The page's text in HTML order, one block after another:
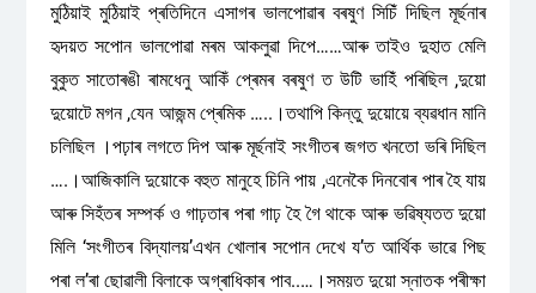
মুঠিয়াই মুঠিয়াই প্ৰতিদিনে এসাগৰ ভালপোৱাৰ বৰষুণ সিচিঁ দিছিল মূৰ্ছনাৰ
হৃদয়ত সপোন ভালপোৱা মৰম আকলুৱা দিপে……আৰু তাইও দুহাত মেলি
বুকুত সাতোৰঙী ৰামধেনু আকিঁ প্ৰেমৰ বৰষুণ ত উটি ভাহিঁ পৰিছিল ,দুয়ো
দুয়োটে মগন ,যেন আজন্ম প্ৰেমিক …..।তথাপি কিন্তু দুয়োয়ে ব্যৱধান মানি
চলিছিল ।পঢ়াৰ লগতে দিপ আৰু মূৰ্ছনাই সংগীতৰ জগত খনতো ভৰি দিছিল
….।আজিকালি দুয়োকে বহুত মানুহে চিনি পায় ,এনেকৈ দিনবোৰ পাৰ হৈ যায়
আৰু সিহঁতৰ সম্পৰ্ক ও গাঢ়তাৰ পৰা গাঢ় হৈ গৈ থাকে আৰু ভৱিষ্যতত দুয়ো
মিলি ‘সংগীতৰ বিদ্যালয়’এখন খোলাৰ সপোন দেখে য’ত আৰ্থিক ভাৱে পিছ
পৰা ল’ৰা ছোৱালী বিলাকে অগ্ৰাধিকাৰ পাব..…।সময়ত দুয়ো স্নাতক পৰীক্ষা